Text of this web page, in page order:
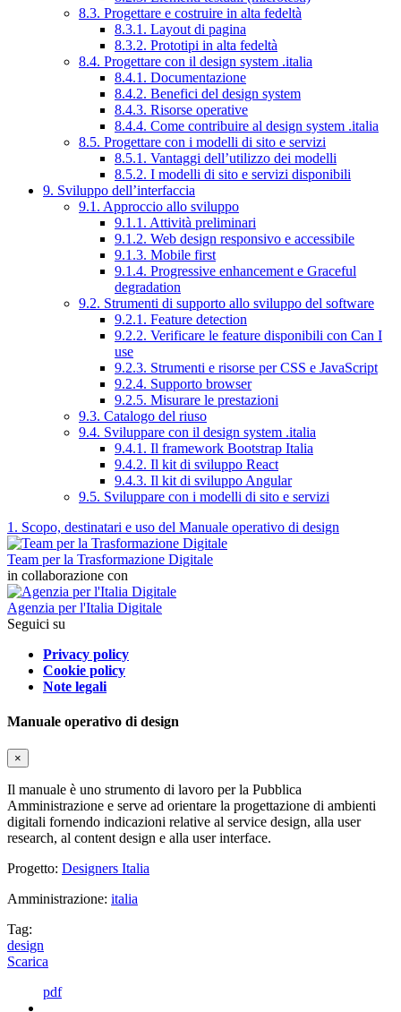
8.3. Progettare e costruire in alta fedeltà
8.3.1. Layout di pagina
8.3.2. Prototipi in alta fedeltà
8.4. Progettare con il design system .italia
8.4.1. Documentazione
8.4.2. Benefici del design system
8.4.3. Risorse operative
8.4.4. Come contribuire al design system .italia
8.5. Progettare con i modelli di sito e servizi
8.5.1. Vantaggi dell’utilizzo dei modelli
8.5.2. I modelli di sito e servizi disponibili
9. Sviluppo dell’interfaccia
9.1. Approccio allo sviluppo
9.1.1. Attività preliminari
9.1.2. Web design responsivo e accessibile
9.1.3. Mobile first
9.1.4. Progressive enhancement e Graceful
degradation
9.2. Strumenti di supporto allo sviluppo del software
9.2.1. Feature detection
9.2.2. Verificare le feature disponibili con Can I
use
9.2.3. Strumenti e risorse per CSS e JavaScript
9.2.4. Supporto browser
9.2.5. Misurare le prestazioni
9.3. Catalogo del riuso
9.4. Sviluppare con il design system .italia
9.4.1. Il framework Bootstrap Italia
9.4.2. Il kit di sviluppo React
9.4.3. Il kit di sviluppo Angular
9.5. Sviluppare con i modelli di sito e servizi
1. Scopo, destinatari e uso del Manuale operativo di design
Team per la Trasformazione Digitale
in collaborazione con
Agenzia per l'Italia Digitale
Seguici su
Privacy policy
Cookie policy
Note legali
Manuale operativo di design
×
Il manuale è uno strumento di lavoro per la Pubblica
Amministrazione e serve ad orientare la progettazione di ambienti
digitali fornendo indicazioni relative al service design, alla user
research, al content design e alla user interface.
Progetto: Designers Italia
Amministrazione: italia
Tag:
design
Scarica
pdf